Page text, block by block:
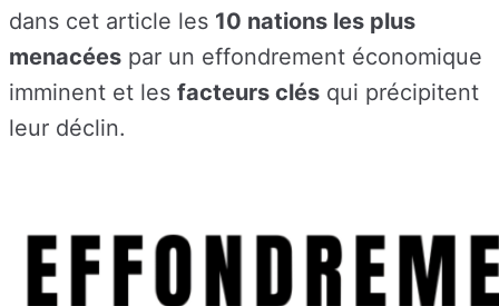
dans cet article les 10 nations les plus
menacées par un effondrement économique
imminent et les facteurs clés qui précipitent
leur déclin.